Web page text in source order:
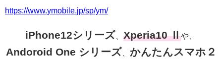
https://www.ymobile.jp/sp/ym/
iPhone12シリーズ、 Xperia10 Ⅱや、
Andoroid One シリーズ、 かんたんスマホ２